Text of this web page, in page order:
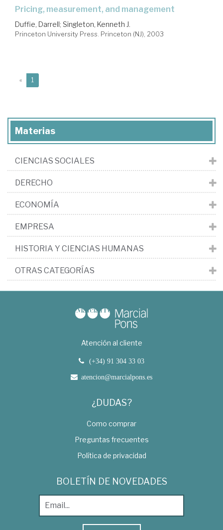
pricing, measurement, and management
Duffie, Darrell; Singleton, Kenneth J.
Princeton University Press. Princeton (NJ), 2003
« 1
Materias
CIENCIAS SOCIALES
DERECHO
ECONOMÍA
EMPRESA
HISTORIA Y CIENCIAS HUMANAS
OTRAS CATEGORÍAS
Atención al cliente
(+34) 91 304 33 03
atencion@marcialpons.es
¿DUDAS?
Como comprar
Preguntas frecuentes
Política de privacidad
BOLETÍN DE NOVEDADES